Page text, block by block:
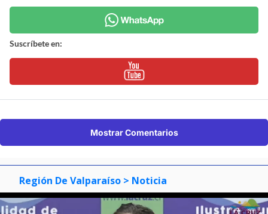
Suscríbete en:
Mostrar Comentarios
Región De Valparaíso > Noticia